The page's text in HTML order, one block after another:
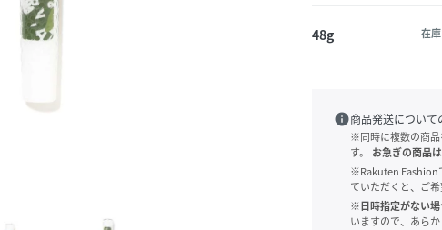
48g 在
info商品発送について
※同時に複数の商品
す。
お急ぎの商品
※Rakuten Fashion
ていただくと、ご
※日時指定がない場
いますので、あらか